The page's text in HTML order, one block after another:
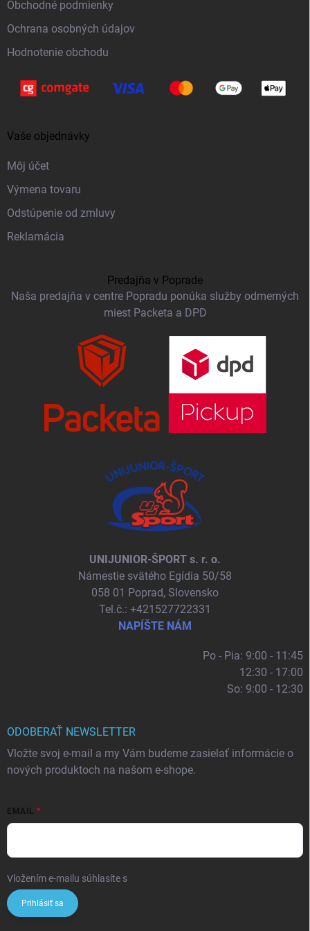
eObchodné podmienky
Ochrana osobných údajov
Hodnotenie obchodu
Vaše objednávky
Môj účet
Výmena tovaru
Odstúpenie od zmluvy
Reklamácia
Predajňa v Poprade
Naša predajňa v centre Popradu ponúka služby odmerných
miest Packeta a DPD
UNIJUNIOR-ŠPORT s. r. o.
Námestie svätého Egídia 50/58
058 01 Poprad, Slovensko
Tel.č.: +421527722331
NAPÍŠTE NÁM
Po - Pia: 9:00 - 11:45
12:30 - 17:00
So: 9:00 - 12:30
ODOBERAŤ NEWSLETTER
Vložte svoj e-mail a my Vám budeme zasielať informácie o
nových produktoch na našom e-shope.
EMAIL
Vložením e-mailu súhlasíte s
Prihlásiť sa